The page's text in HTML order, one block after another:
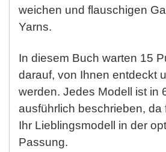
weichen und flauschigen
Yarns.
In diesem Buch warten 15
darauf, von Ihnen entdeckt
werden. Jedes Modell ist in
ausführlich beschrieben, da
Ihr Lieblingsmodell in der
Passung.